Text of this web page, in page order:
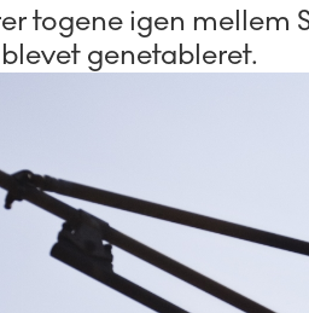
togene igen mellem
genetableret.